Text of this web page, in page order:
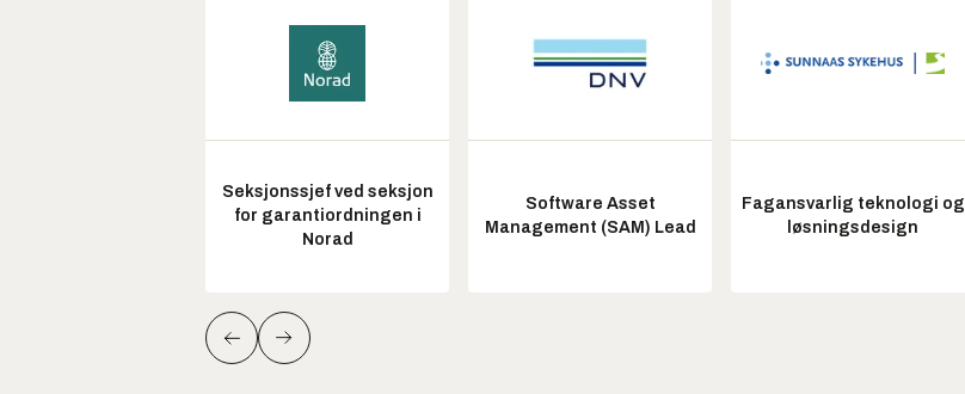
Seksjonssjef ved seksjon
for garantiordningen i
Norad
Software Asset
Management (SAM) Lead
Fagansvarlig teknologi og
løsningsdesign